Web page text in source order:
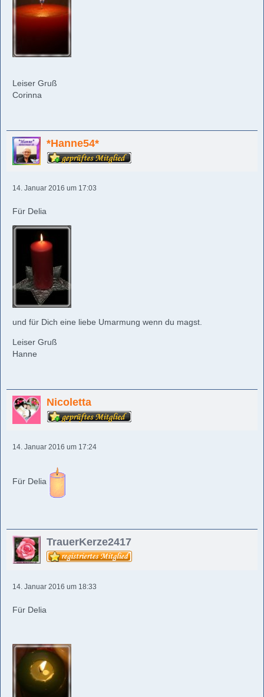
Leiser Gruß
Corinna
*Hanne54*
14. Januar 2016 um 17:03
Für Delia
und für Dich eine liebe Umarmung wenn du magst.
Leiser Gruß
Hanne
Nicoletta
14. Januar 2016 um 17:24
Für Delia
TrauerKerze2417
14. Januar 2016 um 18:33
Für Delia